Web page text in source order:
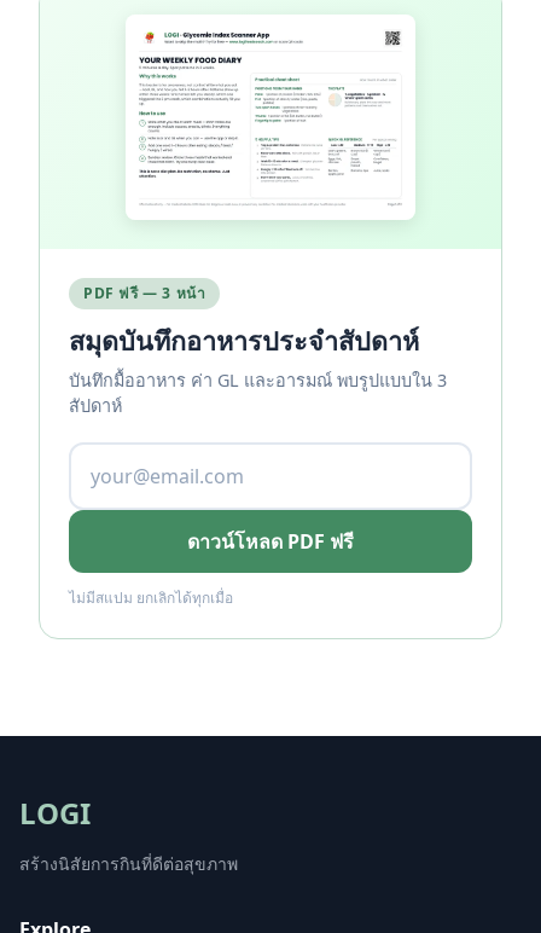
PDF ฟรี — 3 หน้า
สมุดบันทึกอาหารประจำสัปดาห์
บันทึกมื้ออาหาร ค่า GL และอารมณ์ พบรูปแบบใน 3
สัปดาห์
ดาวน์โหลด PDF ฟรี
ไม่มีสแปม ยกเลิกได้ทุกเมื่อ
LOGI
สร้างนิสัยการกินที่ดีต่อสุขภาพ